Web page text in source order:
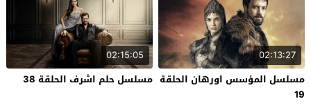
02:13:27
مسلسل المؤسس اورهان الحلقة
19
02:15:05
مسلسل حلم اشرف الحلقة 38